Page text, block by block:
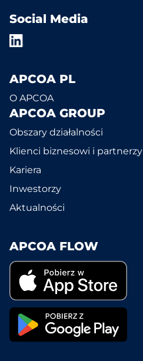
Social Media
APCOA PL
O APCOA
APCOA GROUP
Obszary działalności
Klienci biznesowi i partnerzy
Kariera
Inwestorzy
Aktualności
APCOA FLOW